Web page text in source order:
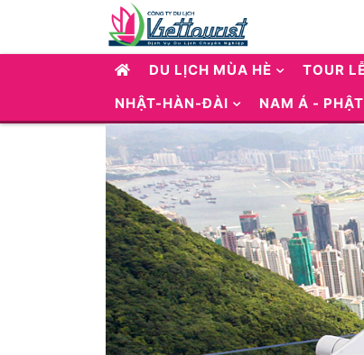
DU LỊCH MÙA HÈ TOUR
NHẬT-HÀN-ĐÀI
NAM Á -